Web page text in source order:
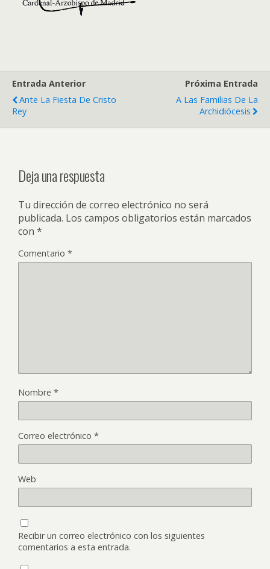
Entrada Anterior
Ante La Fiesta De Cristo
Rey
Próxima Entrada
A Las Familias De La
Archidiócesis
Deja una respuesta
Tu dirección de correo electrónico no será
publicada. Los campos obligatorios están marcados
con *
Comentario *
Nombre *
Correo electrónico *
Web
Recibir un correo electrónico con los siguientes
comentarios a esta entrada.